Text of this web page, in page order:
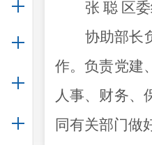
张 聪 区
协助部长
作。负责党建
人事、 财务、
同有关部门做